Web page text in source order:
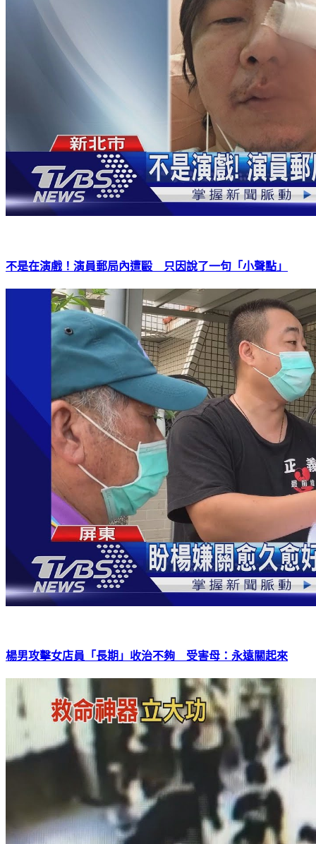
不是在演戲！演員郵局內遭毆 只因說了一句「小聲點」
楊男攻擊女店員「長期」收治不夠 受害母：永遠關起來